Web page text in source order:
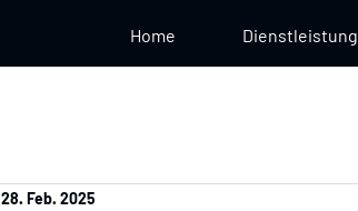
Home
28. Feb. 2025